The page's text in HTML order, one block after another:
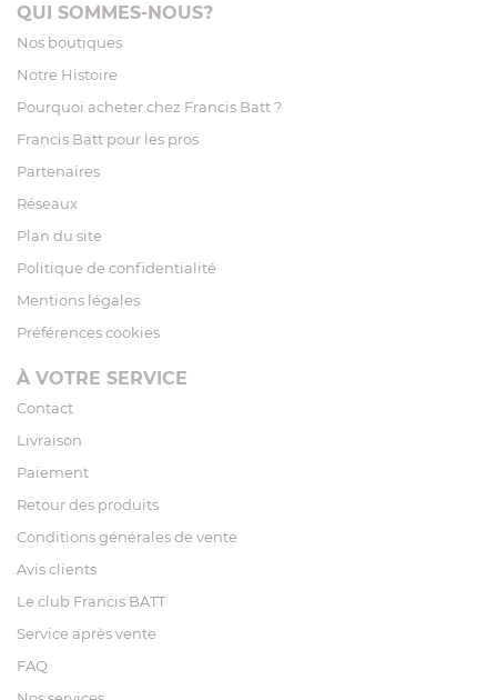
QUI SOMMES-NOUS?
Nos boutiques
Notre Histoire
Pourquoi acheter chez Francis Batt ?
Francis Batt pour les pros
Partenaires
Réseaux
Plan du site
Politique de confidentialité
Mentions légales
Préférences cookies
À VOTRE SERVICE
Contact
Livraison
Paiement
Retour des produits
Conditions générales de vente
Avis clients
Le club Francis BATT
Service après vente
FAQ